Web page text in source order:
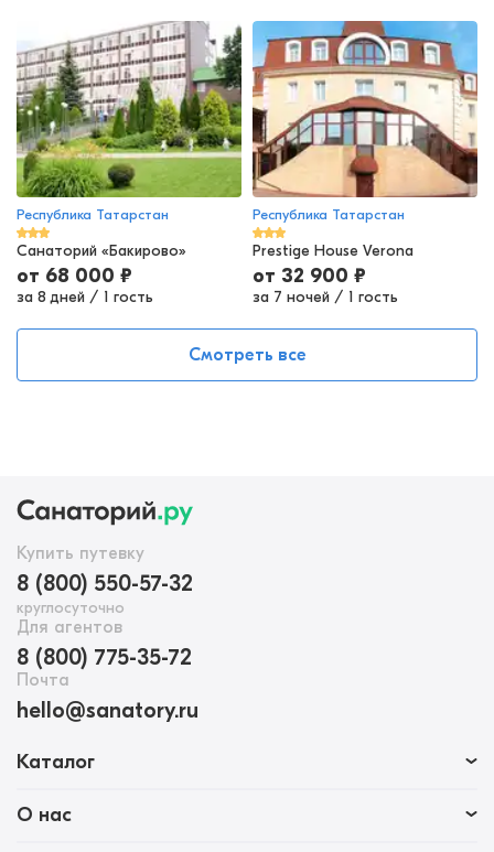
Республика Татарстан
Санаторий «Бакирово»
от 68 000 ₽
за 8 дней / 1 гость
Республика Татарстан
Prestige House Verona
от 32 900 ₽
за 7 ночей / 1 гость
Смотреть все
Купить путевку
8 (800) 550-57-32
круглосуточно
Для агентов
8 (800) 775-35-72
Почта
hello@sanatory.ru
Каталог
О нас